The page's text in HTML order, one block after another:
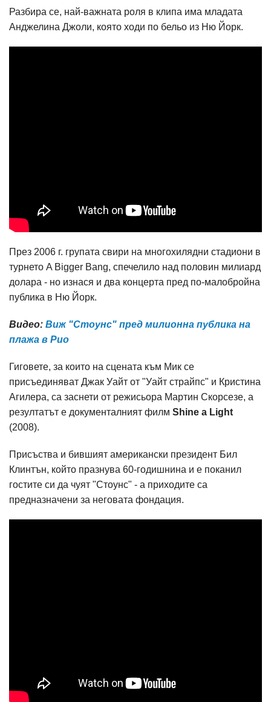
Разбира се, най-важната роля в клипа има младата
Анджелина Джоли, която ходи по бельо из Ню Йорк.
През 2006 г. групата свири на многохилядни стадиони в
турнето A Bigger Bang, спечелило над половин милиард
долара - но изнася и два концерта пред по-малобройна
публика в Ню Йорк.
Видео: Виж "Стоунс" пред милионна публика на
плажа в Рио
Гиговете, за които на сцената към Мик се
присъединяват Джак Уайт от "Уайт страйпс" и Кристина
Агилера, са заснети от режисьора Мартин Скорсезе, а
резултатът е документалният филм Shine a Light
(2008).
Присъства и бившият американски президент Бил
Клинтън, който празнува 60-годишнина и е поканил
гостите си да чуят "Стоунс" - а приходите са
предназначени за неговата фондация.